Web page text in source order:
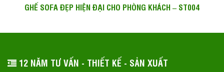
GHẾ SOFA ĐẸP HIỆN ĐẠI CHO PHÒNG KHÁCH – ST004
12 NĂM TƯ VẤN - THIẾT KẾ - SẢN XUẤT